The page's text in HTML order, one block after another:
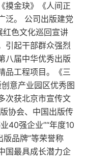
摸金玦》《人间正
泛。 公司出版建党
红色文化巡回宣讲
引起干部群众强烈
八届中华优秀出版
品工程项目。《三
意产业园区优秀图
次获北京市宣传文
协会、中国出版传
40强企业”“年度10
版品牌”等荣誉称
国最具成长潜力企